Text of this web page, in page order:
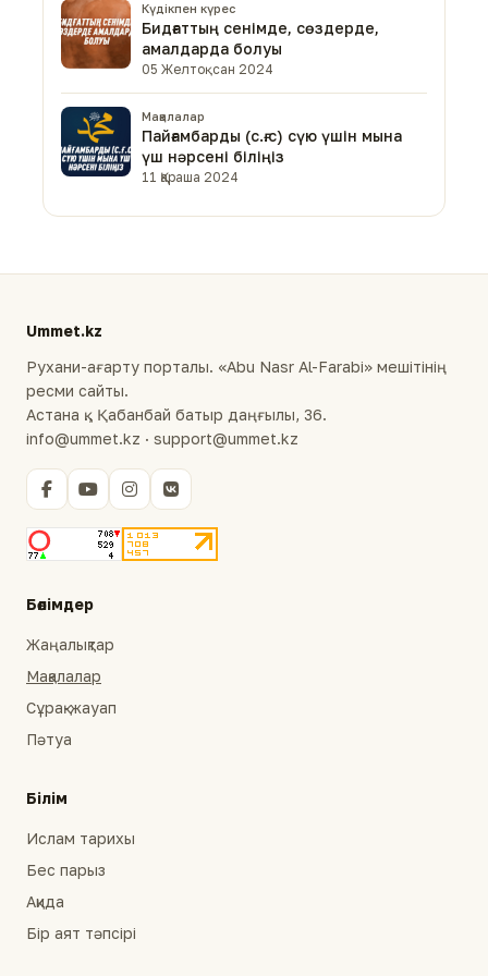
Күдікпен күрес
Бидғаттың сенімде, сөздерде,
амалдарда болуы
05 Желтоқсан 2024
Мақалалар
Пайғамбарды (с.ғ.с) сүю үшін мына
үш нәрсені біліңіз
11 Қараша 2024
Ummet.kz
Рухани-ағарту порталы. «Abu Nasr Al-Farabi» мешітінің
ресми сайты.
Астана қ., Қабанбай батыр даңғылы, 36.
info@ummet.kz · support@ummet.kz
Бөлімдер
Жаңалықтар
Мақалалар
Сұрақ-жауап
Пәтуа
Білім
Ислам тарихы
Бес парыз
Ақида
Бір аят тәпсірі